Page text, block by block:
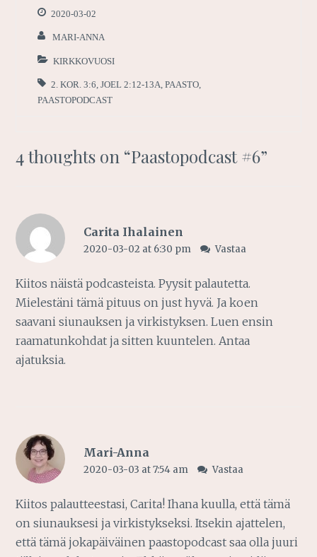
2020-03-02
MARI-ANNA
KIRKKOVUOSI
2. KOR. 3:6 ,JOEL 2:12-13A ,PAASTO
PAASTOPODCAST
4 thoughts on “Paastopodcast #6”
Carita Ihalainen
2020-03-02 at 6:30 pm Vastaa
Kiitos näistä podcasteista. Pyysit palautetta.
Mielestäni tämä pituus on just hyvä. Ja koen
saavani siunauksen ja virkistyksen. Luen ensin
raamatunkohdat ja sitten kuuntelen. Antaa
ajatuksia.
Mari-Anna
2020-03-03 at 7:54 am Vastaa
Kiitos palautteestasi, Carita! Ihana kuulla, että tämä
on siunauksesi ja virkistykseksi. Itsekin ajattelen,
että tämä jokapäiväinen paastopodcast saa olla juuri